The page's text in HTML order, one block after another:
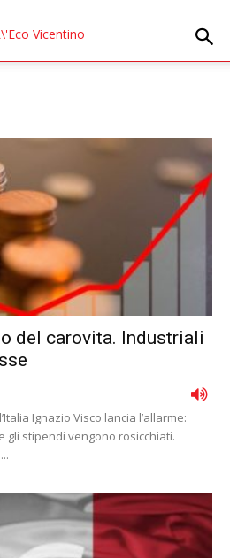
del carovita. Industriali
Ignazio Visco lancia l’allarme:
gli stipendi vengono rosicchiati.